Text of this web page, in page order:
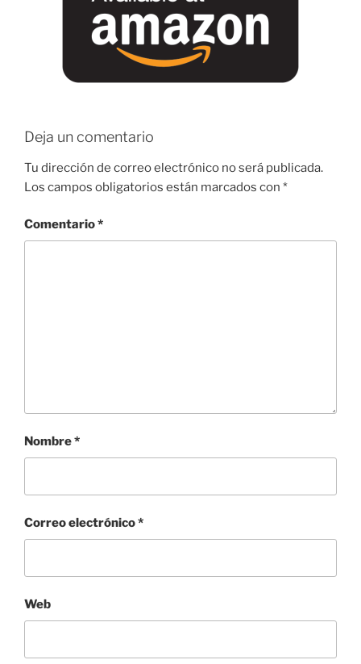
Deja un comentario
Tu dirección de correo electrónico no será publicada.
Los campos obligatorios están marcados con *
Comentario*
Nombre*
Correo electrónico*
Web